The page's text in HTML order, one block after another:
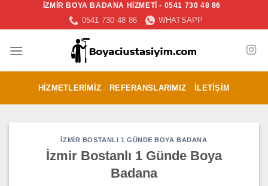
İZMİR BOYA BADANA HİZMETİ - 0541 730 48 86
0541 730 48 86 WHATSAPP
HIZMETLERIMIZ REFERANSLARIMIZ İLETIŞIM
İZMIR BOSTANLI 1 GÜNDE BOYA BADANA
İzmir Bostanlı 1 Günde Boya
Badana